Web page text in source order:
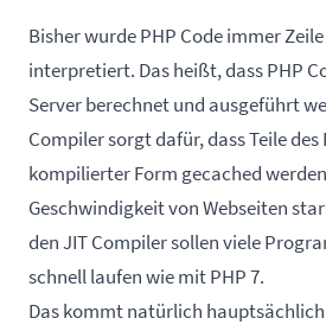
Bisher wurde PHP Code immer
interpretiert. Das heißt, dass PHP
Server berechnet und ausgeführt
Compiler sorgt dafür, dass Teile des
kompilierter Form gecached
Geschwindigkeit von Webseiten
den JIT Compiler sollen viele
schnell laufen wie mit PHP 7.
Das kommt natürlich